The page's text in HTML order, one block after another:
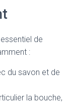
de
:
du savon et de
la bouche,